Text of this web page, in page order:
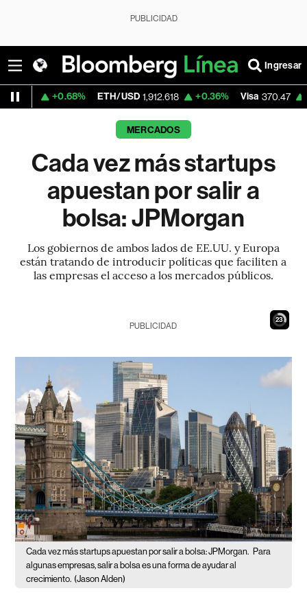
PUBLICIDAD
Ingresar
ETH/USD 1,912.618 +0.36% Visa 370.47 +0.52%
MERCADOS
Cada vez más startups
apuestan por salir a
bolsa: JPMorgan
Los gobiernos de ambos lados de EE.UU. y Europa
están tratando de introducir políticas que faciliten a
las empresas el acceso a los mercados públicos.
22
PUBLICIDAD
Cada vez más startups apuestan por salir a bolsa: JPMorgan. Para
algunas empresas, salir a bolsa es una forma de ayudar al
crecimiento. (Jason Alden)